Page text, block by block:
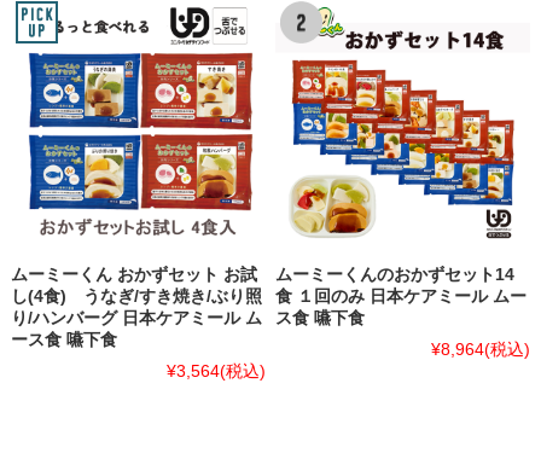
ムーミーくん おかずセット お試
し(4食) うなぎ/すき焼き/ぶり照
り/ハンバーグ 日本ケアミール ム
ース食 嚥下食
¥3,564(税込)
ムーミーくんのおかずセット14
食 １回のみ 日本ケアミール ムー
ス食 嚥下食
¥8,964(税込)